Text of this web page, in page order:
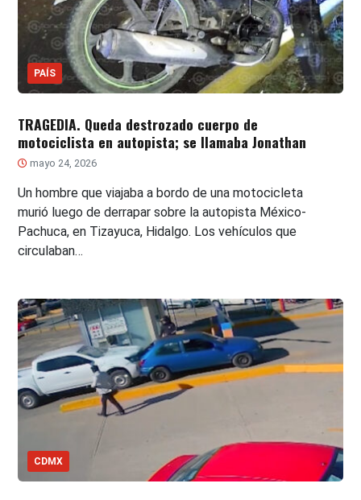
PAÍS
TRAGEDIA. Queda destrozado cuerpo de
motociclista en autopista; se llamaba Jonathan
mayo 24, 2026
Un hombre que viajaba a bordo de una motocicleta
murió luego de derrapar sobre la autopista México-
Pachuca, en Tizayuca, Hidalgo. Los vehículos que
circulaban…
CDMX